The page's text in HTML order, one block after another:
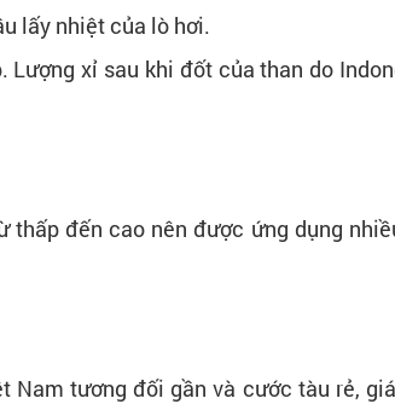
lấy nhiệt của lò hơi.
xỉ sau khi đốt của than do
đến cao nên được ứng dụng
tương đối gần và cước tàu rẻ,